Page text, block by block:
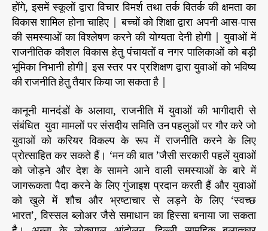
होंगे, इसमें स्कूलों द्वारा विचार विमर्श तथा तर्क वितर्क की क्षमता का
विकास शामिल होना चाहिए | बच्चों को शिक्षा द्वारा अपनी आस-पास
की समस्याओं का विश्लेषण करने की योग्यता देनी होगी | युवाओं में
राजनीतिक कौशल विकास हेतु पंचायतों व नगर पालिकाओं को बड़ी
भूमिका निभानी होगी| इस स्तर पर प्रशिक्षण द्वारा युवाओं को भविष्य
की राजनीति हेतु तैयार किया जा सकता है |
कानूनी मानदंडों के अलावा, राजनीति में युवाओं की भागीदारी से
संबंधित युवा मामलों पर संसदीय समिति उन पहलुओं पर गौर करे जो
युवाओं को करियर विकल्प के रूप में राजनीति करने के लिए
प्रोत्साहित कर सकते हैं। ‘मन की बात ’जैसी सरकारी पहलें युवाओं
को जोड़ने और देश के सामने आने वाली समस्याओं के बारे में
जागरूकता पैदा करने के लिए गुंजाइश प्रदान करती हैं और युवाओं
को खुले में शौच और भ्रष्टाचार से लड़ने के लिए ‘स्वच्छ
भारत’, विस्सल ब्लोअर जैसे समाधान का हिस्सा बनाया जा सकता